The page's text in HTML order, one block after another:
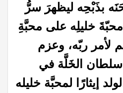
بذَبْحِه ليظهرَ سرُّ
خليلِه على محبَّةِ
لأمر ربّه، وعزم
الخَلَّة في
إيثارًا لمحبَّة خليله